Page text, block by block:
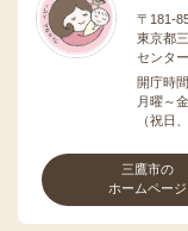
〒181-
東京都
センタ
開庁時
月曜～
（祝日
三鷹市の
ホームページ